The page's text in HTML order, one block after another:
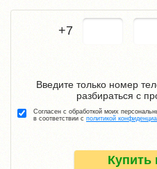
+7
Купить
Введите только номер
разбираться с
Согласен с обработкой моих
в соответствии с политикой